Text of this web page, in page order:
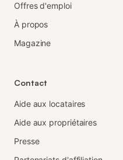
Offres d'emploi
À propos
Magazine
Contact
Aide aux locataires
Aide aux propriétaires
Presse